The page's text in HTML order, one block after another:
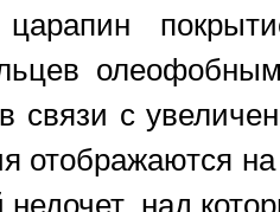
связи с
отображаются
над